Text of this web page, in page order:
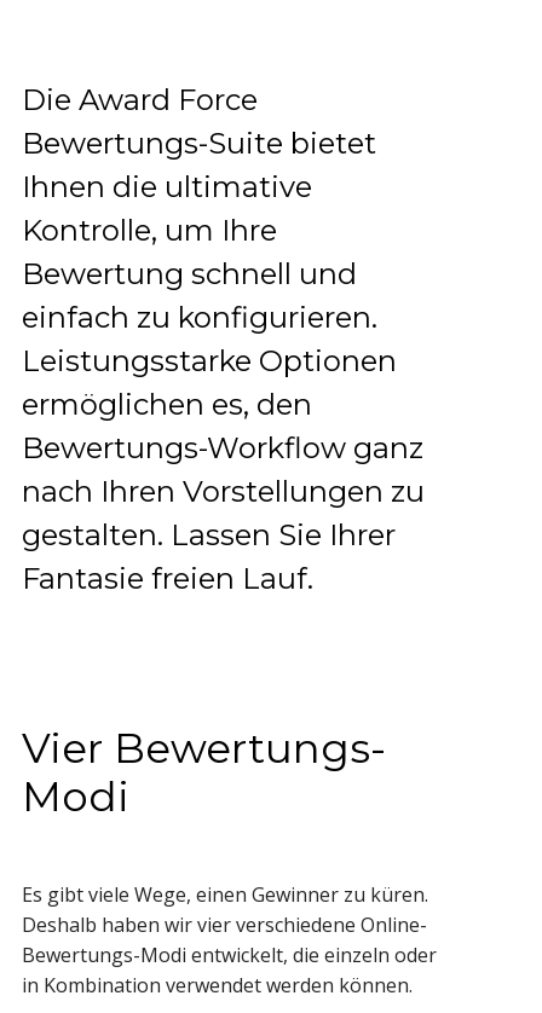
Die Award Force
Bewertungs-Suite bietet
Ihnen die ultimative
Kontrolle, um Ihre
Bewertung schnell und
einfach zu konfigurieren.
Leistungsstarke Optionen
ermöglichen es, den
Bewertungs-Workflow ganz
nach Ihren Vorstellungen zu
gestalten. Lassen Sie Ihrer
Fantasie freien Lauf.
Vier Bewertungs-
Modi
Es gibt viele Wege, einen Gewinner zu küren.
Deshalb haben wir vier verschiedene Online-
Bewertungs-Modi entwickelt, die einzeln oder
in Kombination verwendet werden können.